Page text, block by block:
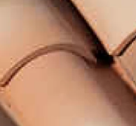
формовки